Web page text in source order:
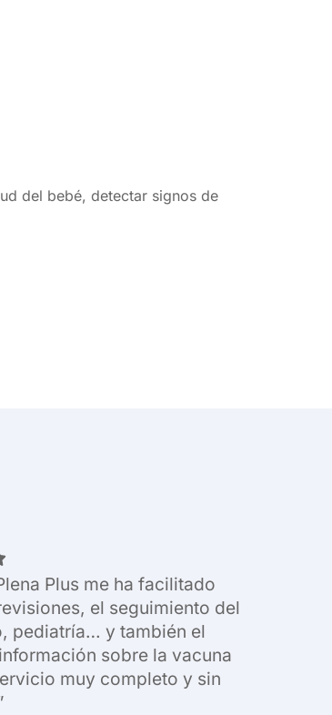
del bebé, detectar signos de
Plus me ha facilitado
el seguimiento del
pediatría… y también el
sobre la vacuna
muy completo y sin